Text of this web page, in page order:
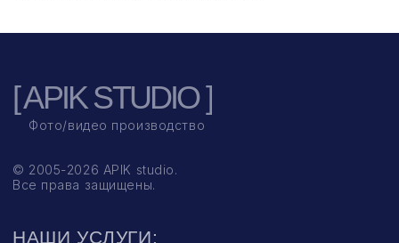
Нажимая на кнопку “Заказать съемку”, Вы соглашаетесь с Политикой обработки